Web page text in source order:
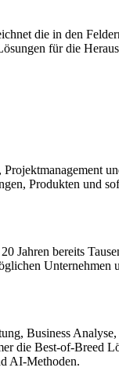
die in den
für die
Produkten und
Jahren bereits
Unternehmen
Business Analyse,
die Best-of-Breed
AI-Methoden.